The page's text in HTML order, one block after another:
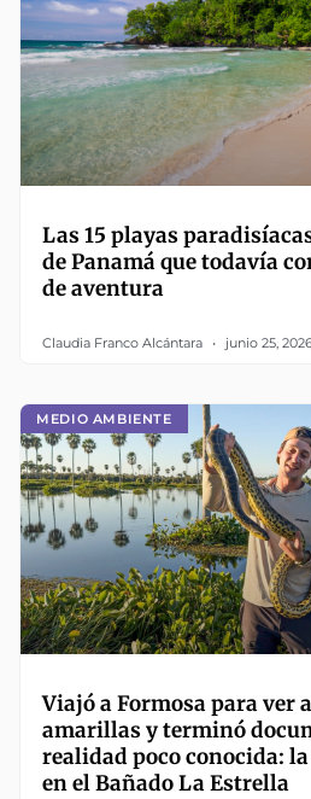
Las 15 playas
de Panamá que todavía
de aventura
Claudia Franco Alcántara junio 25,
MEDIO AMBIENTE
Viajó a Formosa para ver
amarillas y terminó
realidad poco conocida:
en el Bañado La Estrella